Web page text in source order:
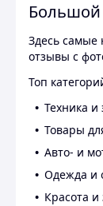
Здесь самые
отзывы с
Топ
Техника и
Товары
Авто- и
Одежда и
Красота и